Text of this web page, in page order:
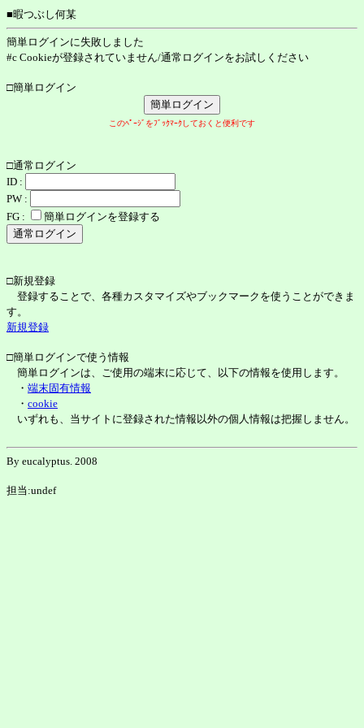
■暇つぶし何某
簡単ログインに失敗しました
#c Cookieが登録されていません/通常ログインをお試しください
□簡単ログイン
このﾍﾟｰｼﾞをﾌﾞｯｸﾏｰｸしておくと便利です
□通常ログイン
ID :
PW :
FG :
簡単ログインを登録する
□新規登録
登録することで、各種カスタマイズやブックマークを使うことができま
す。
新規登録
□簡単ログインで使う情報
簡単ログインは、ご使用の端末に応じて、以下の情報を使用します。
・ 端末固有情報
・ cookie
いずれも、当サイトに登録された情報以外の個人情報は把握しません。
By eucalyptus. 2008
担当:undef